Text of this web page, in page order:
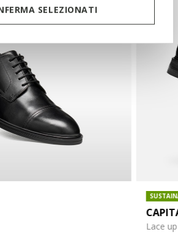
SELEZIONATI
Lace